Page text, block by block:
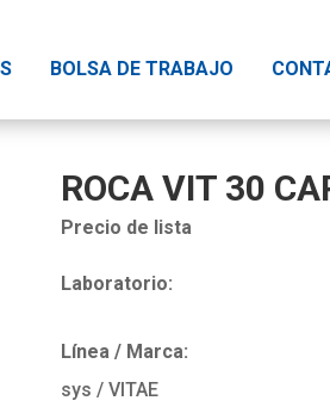
BOLSA DE TRABAJO
ROCA VIT 30
Precio de lista
Laboratorio:
Línea / Marca:
sys / VITAE